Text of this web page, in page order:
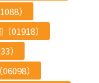
）
01918）
）
）